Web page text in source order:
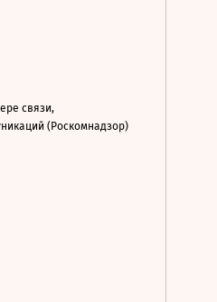
связи,
(Роскомнадзор)